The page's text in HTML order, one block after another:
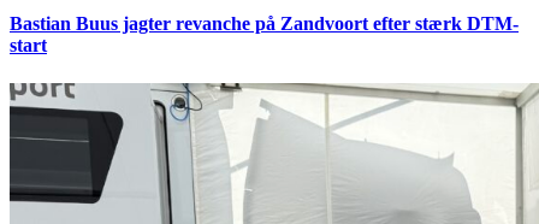
Bastian Buus jagter revanche på Zandvoort efter stærk DTM-
start